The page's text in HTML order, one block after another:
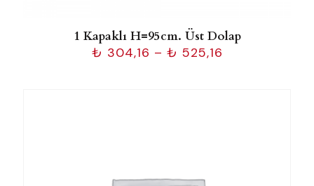
1 Kapaklı H=95cm. Üst Dolap
₺ 304,16 – ₺ 525,16